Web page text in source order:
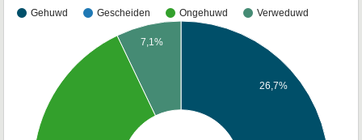
Gehuwd Gescheiden Ongehuwd Verweduwd
26,7%
7,1%